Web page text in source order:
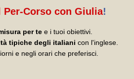
Per-Corso con Giulia!
per te e i tuoi obiettivi.
tipiche degli italiani con l'inglese.
e negli orari che preferisci.